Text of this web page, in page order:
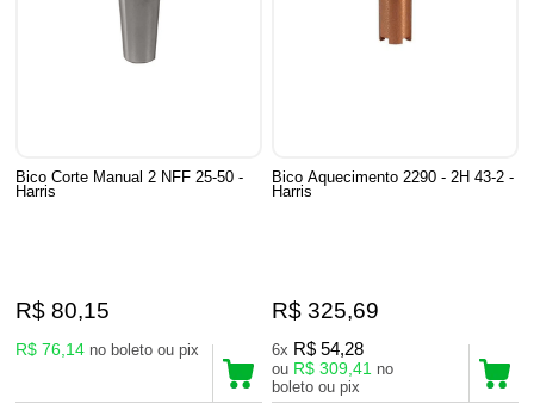
Bico Corte Manual 2 NFF 25-50 -
Harris
R$ 80,15
R$ 76,14 no boleto ou pix
Bico Aquecimento 2290 - 2H 43-2 -
Harris
R$ 325,69
6x R$ 54,28
ou R$ 309,41 no
boleto ou pix